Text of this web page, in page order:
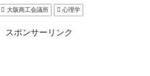
大阪商工会議所 心理学
スポンサーリンク